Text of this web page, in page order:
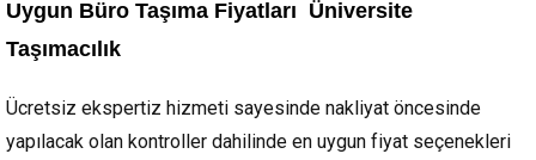
Uygun Büro Taşıma Fiyatları Üniversite
Taşımacılık
Ücretsiz ekspertiz hizmeti sayesinde nakliyat öncesinde
yapılacak olan kontroller dahilinde en uygun fiyat seçenekleri